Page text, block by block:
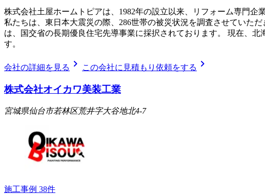
株式会社土屋ホームトピアは、1982年の設立以来、リフォーム専門
私たちは、東日本大震災の際、286世帯の被災状況を調査させていた
は、国交省の長期優良住宅先導事業に採択されております。 現在、
す。
会社の詳細を見る chevron_right この会社に見積もり依頼をする chevron_right
株式会社オイカワ美装工業
宮城県仙台市若林区荒井字大谷地北4-7
施工事例 38件